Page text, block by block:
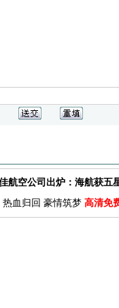
航空公司出炉：海航获五
血归回 豪情筑梦 高清免